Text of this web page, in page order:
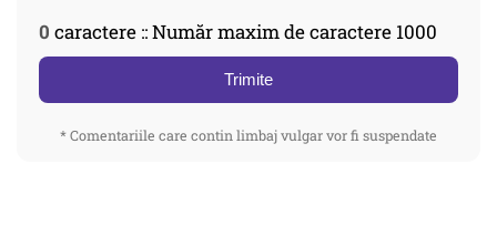
0 caractere :: Număr maxim de caractere 1000
Trimite
* Comentariile care contin limbaj vulgar vor fi suspendate